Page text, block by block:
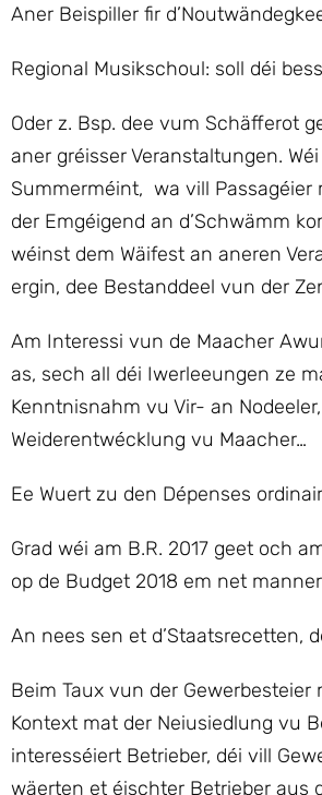
Aner Beispiller fir
Regional Musikschoul: soll déi
Oder z. Bsp. dee vum Schäfferot
aner gréisser Veranstaltungen.
Summerméint, wa vill Passagéier
der Emgéigend an d’Schwämm
wéinst dem Wäifest an aneren
ergin, dee Bestanddeel vun der
Am Interessi vun de Maacher
as, sech all déi Iwerleeungen ze
Kenntnisnahm vu Vir- an
Weiderentwécklung vu Maacher…
Ee Wuert zu den Dépenses
Grad wéi am B.R. 2017 geet och
op de Budget 2018 em net manner
An nees sen et d’Staatsrecetten,
Beim Taux vun der
Kontext mat der Neiusiedlung vu
interesséiert Betrieber, déi vill
wäerten et éischter Betrieber aus